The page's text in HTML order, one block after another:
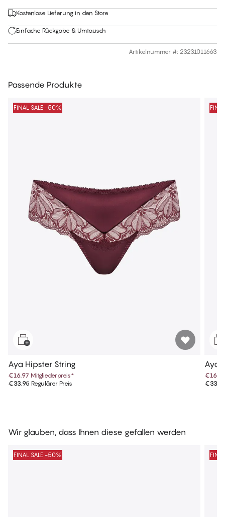
Kostenlose Lieferung in den Store
Einfache Rückgabe & Umtausch
Artikelnummer #: 23231011663
Passende Produkte
FINAL SALE -50%
Aya Hipster String
€16.97 Mitgliederpreis*
€33.95 Regulärer Preis
Aya
€16.97
Wir glauben, dass Ihnen diese gefallen werden
FINAL SALE -50%